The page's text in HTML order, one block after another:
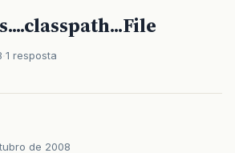
1 resposta
de 2008